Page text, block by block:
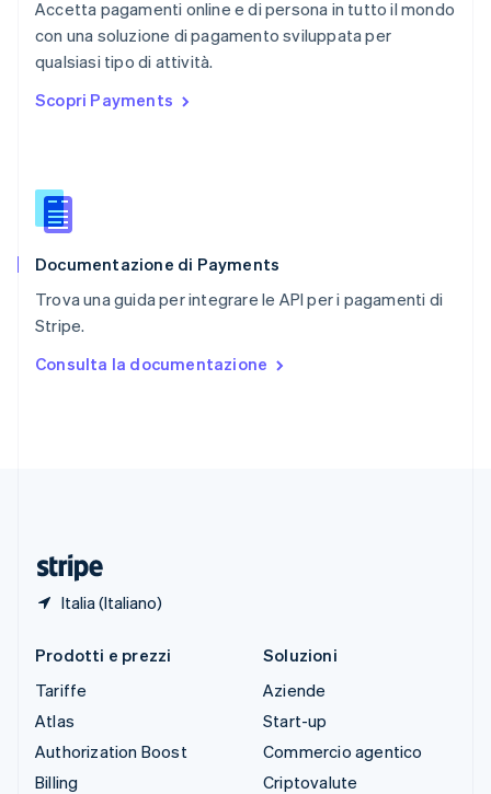
Accetta pagamenti online e di persona in tutto il mondo
con una soluzione di pagamento sviluppata per
qualsiasi tipo di attività.
Scopri Payments
Documentazione di Payments
Trova una guida per integrare le API per i pagamenti di
Stripe.
Consulta la documentazione
Italia (Italiano)
English简体中文
Regno Unito
English
English
English
Slovacchia
Slovenia
Spagna
Español
English Español简体中文
Prodotti e prezzi
Tariffe
Atlas
Authorization Boost
Billing
Soluzioni
Aziende
Start-up
Commercio agentico
Criptovalute